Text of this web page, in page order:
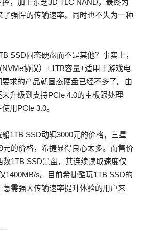
，加上东芝3D TLC NAND，最终为
强悍的传输速率。同时也不失为一种
SSD固态硬盘而不是其他？事实上，
协议）+1TB容量+适用于游戏电
求的产品就固态硬盘已经不多了。由
升级到支持PCIe 4.0的主板跟处理
用PCIe 3.0。
1TB SSD动辄3000元的价格，三星
元的价格，希捷显得良心太多。而售价
数1TB SSD黑盘，其连续读取速度仅
1400MB/s。目前希捷酷玩1TB SSD的
急需强大传输速率提升体验的用户来